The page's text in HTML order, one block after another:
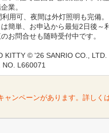
業。
用可、夜間は外灯照明も完備。
簡単、お申込から最短2日後～
お問合せも随時受付中です。
KITTY © '26 SANRIO CO., LTD.
NO. L660071
ャンペーンがあります。詳しく